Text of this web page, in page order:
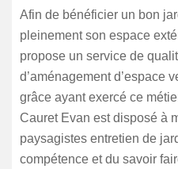
Afin de bénéficier un bon
pleinement son espace
propose un service de
d’aménagement d’espace
grâce ayant exercé ce
Cauret Evan est disposé à
paysagistes entretien de
compétence et du savoir